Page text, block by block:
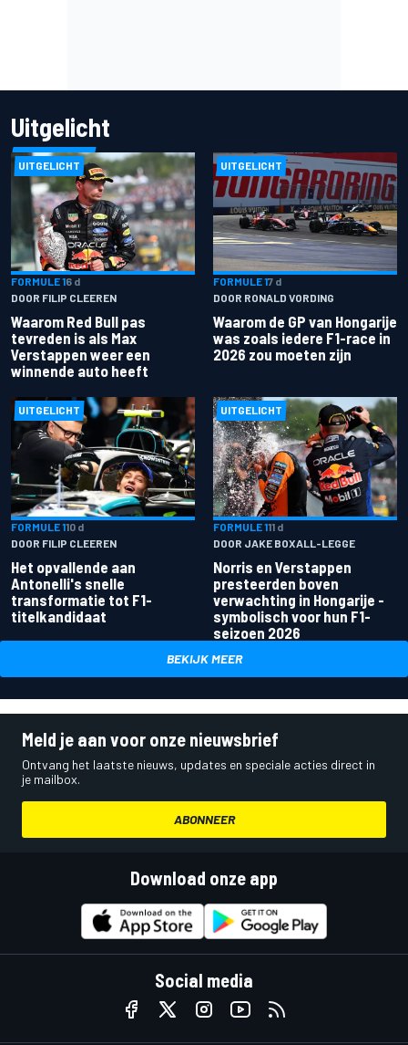
Uitgelicht
UITGELICHT
FORMULE 16 d
DOOR FILIP CLEEREN
Waarom Red Bull pas
tevreden is als Max
Verstappen weer een
winnende auto heeft
UITGELICHT
FORMULE 17 d
DOOR RONALD VORDING
Waarom de GP van Hongarije
was zoals iedere F1-race in
2026 zou moeten zijn
UITGELICHT
FORMULE 110 d
DOOR FILIP CLEEREN
Het opvallende aan
Antonelli's snelle
transformatie tot F1-
titelkandidaat
UITGELICHT
FORMULE 111 d
DOOR JAKE BOXALL-LEGGE
Norris en Verstappen
presteerden boven
verwachting in Hongarije -
symbolisch voor hun F1-
seizoen 2026
BEKIJK MEER
Meld je aan voor onze nieuwsbrief
Ontvang het laatste nieuws, updates en speciale acties direct in
je mailbox.
ABONNEER
Download onze app
Social media